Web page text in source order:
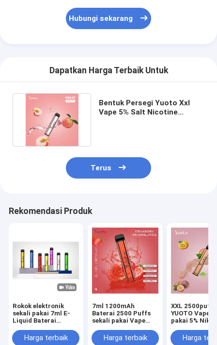
Hubungi sekarang
Dapatkan Harga Terbaik Untuk
Bentuk Persegi Yuoto Xxl
Vape 5% Salt Nicotine
Terus
Rekomendasi Produk
Rokok elektronik
sekali pakai 7ml E-
Liquid Baterai
Harga terbaik
7ml 1200mAh
Baterai 2500 Puffs
sekali pakai Vape
Harga terbaik
XXL 2500puffs
YUOTO Vape
pakai 5%
Harga